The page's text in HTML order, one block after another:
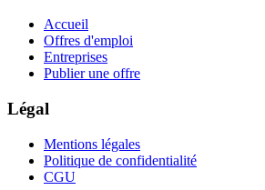
Accueil
Offres d'emploi
Entreprises
Publier une offre
Légal
Mentions légales
Politique de confidentialité
CGU